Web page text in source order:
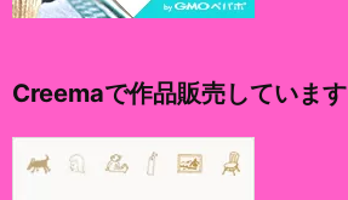
Creemaで作品販売しています